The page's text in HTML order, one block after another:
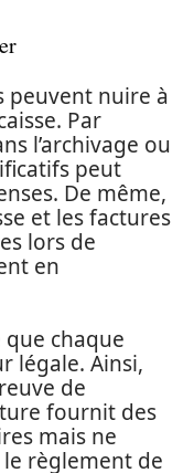
peuvent nuire à
Par
l’archivage ou
peut
De même,
et les factures
lors de
en
chaque
légale. Ainsi,
de
fournit des
mais ne
règlement de